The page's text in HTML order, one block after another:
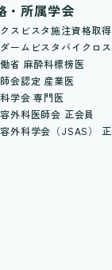
・所属学会
スビスタ施注資格取得
ームビスタバイクロ
省 麻酔科標榜医
会認定 産業医
学会 専門医
外科医師会 正会員
外科学会（JSAS） 正